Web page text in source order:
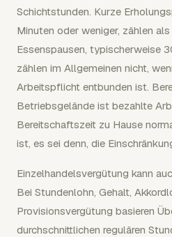
Schichtstunden. Kurze
Minuten oder weniger, zählen
Essenspausen, typischerweise
zählen im Allgemeinen nicht,
Arbeitspflicht entbunden ist.
Betriebsgelände ist bezahlte
Bereitschaftszeit zu Hause
ist, es sei denn, die
Einzelhandelsvergütung kann
Bei Stundenlohn, Gehalt,
Provisionsvergütung basieren
durchschnittlichen regulären